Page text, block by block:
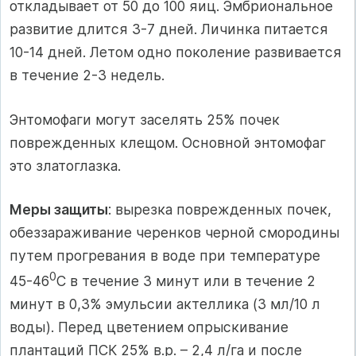
откладывает от 50 до 100 яиц. Эмбриональное
развитие длится 3-7 дней. Личинка питается
10-14 дней. Летом одно поколение развивается
в течение 2-3 недель.
Энтомофаги могут заселять 25% почек
поврежденных клещом. Основной энтомофаг
это златоглазка.
Меры защиты: вырезка поврежденных почек,
обеззараживание черенков черной смородины
путем прогревания в воде при температуре
45-460С в течение 3 минут или в течение 2
минут в 0,3% эмульсии актеллика (3 мл/10 л
воды). Перед цветением опрыскивание
плантаций ПСК 25% в.р. – 2,4 л/га и после